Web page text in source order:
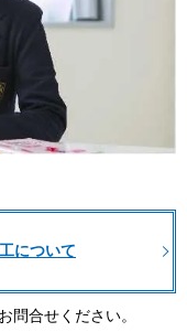
について
問合せください。